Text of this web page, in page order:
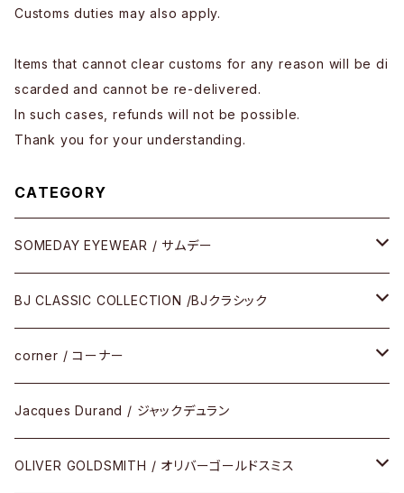
Customs duties may also apply.
Items that cannot clear customs for any reason will be di
scarded and cannot be re-delivered.
In such cases, refunds will not be possible.
Thank you for your understanding.
CATEGORY
SOMEDAY EYEWEAR / サムデー
メガネ
サングラス
アパレル
その他
BJ CLASSIC COLLECTION /BJクラシック
CELLULOID（CRAFTSMAN EDITION）
SHINBARI（CRAFTSMAN EDITION）
URUSHI（CRAFTSMAN EDITION）
corner / コーナー
リサーチシリーズ
サブリメイションシリーズ
Jacques Durand / ジャックデュラン
OLIVER GOLDSMITH / オリバーゴールドスミス